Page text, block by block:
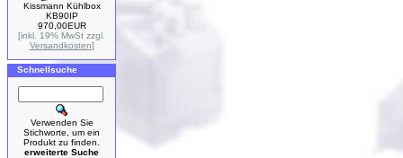
Kissmann Kühlbox
KB90IP
970,00EUR
[inkl. 19% MwSt zzgl.
Versandkosten]
Schnellsuche
Verwenden Sie
Stichworte, um ein
Produkt zu finden.
erweiterte Suche